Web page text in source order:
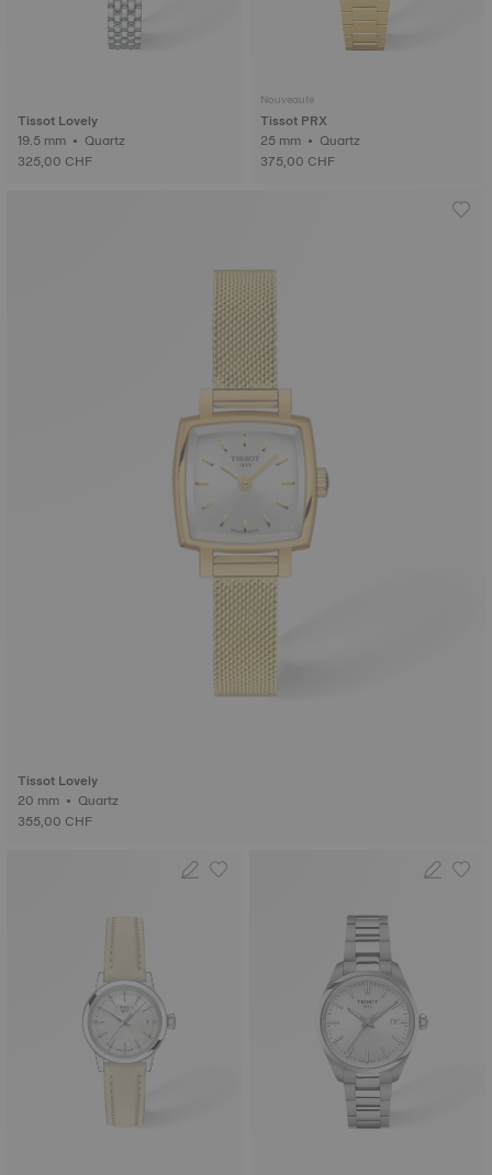
Tissot Lovely
19.5 mm • Quartz
325,00 CHF
Nouveauté
Tissot PRX
25 mm • Quartz
375,00 CHF
Tissot Lovely
20 mm • Quartz
355,00 CHF